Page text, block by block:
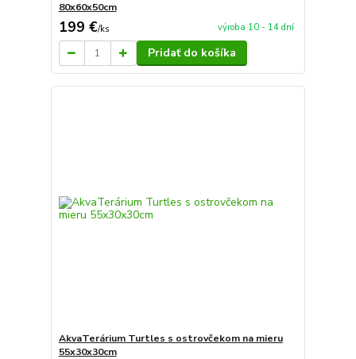
80x60x50cm
199 €/ks výroba 10 - 14 dní
Pridať do košíka
AkvaTerárium Turtles s ostrovčekom na mieru
55x30x30cm